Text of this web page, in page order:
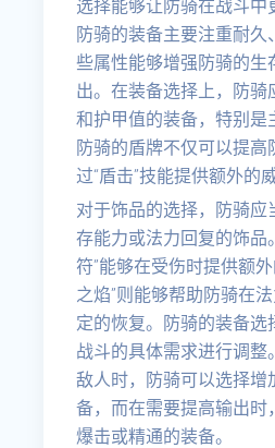
选择能够让防骑在战斗中
防骑的装备主要注重耐久
些属性能够增强防骑的生
出。在装备选择上，防骑
和护甲值的装备，特别是
防骑的盾牌不仅可以提高
过“盾击”技能提供额外的威
对于饰品的选择，防骑应
存能力或法力回复的饰品
符”能够在受伤时提供额
之焰”则能够帮助防骑在
定的恢复。防骑的装备选
战斗的具体需求进行调整
敌人时，防骑可以选择增
备，而在需要提高输出时
爆击或精通的装备。